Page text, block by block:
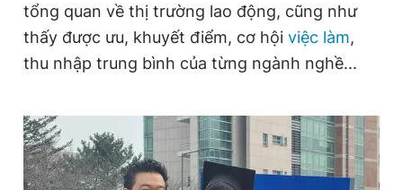
tổng quan về thị trường lao động, cũng như
thấy được ưu, khuyết điểm, cơ hội việc làm,
thu nhập trung bình của từng ngành nghề...